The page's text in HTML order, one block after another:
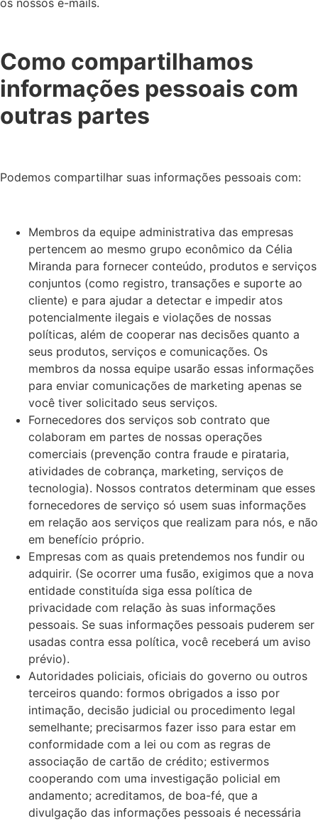
Como compartilhamos
informações pessoais com
outras partes
Podemos compartilhar suas informações pessoais com:
Membros da equipe administrativa das empresas
pertencem ao mesmo grupo econômico da Célia
Miranda para fornecer conteúdo, produtos e serviços
conjuntos (como registro, transações e suporte ao
cliente) e para ajudar a detectar e impedir atos
potencialmente ilegais e violações de nossas
políticas, além de cooperar nas decisões quanto a
seus produtos, serviços e comunicações. Os
membros da nossa equipe usarão essas informações
para enviar comunicações de marketing apenas se
você tiver solicitado seus serviços.
Fornecedores dos serviços sob contrato que
colaboram em partes de nossas operações
comerciais (prevenção contra fraude e pirataria,
atividades de cobrança, marketing, serviços de
tecnologia). Nossos contratos determinam que esses
fornecedores de serviço só usem suas informações
em relação aos serviços que realizam para nós, e não
em benefício próprio.
Empresas com as quais pretendemos nos fundir ou
adquirir. (Se ocorrer uma fusão, exigimos que a nova
entidade constituída siga essa política de
privacidade com relação às suas informações
pessoais. Se suas informações pessoais puderem ser
usadas contra essa política, você receberá um aviso
prévio).
Autoridades policiais, oficiais do governo ou outros
terceiros quando: formos obrigados a isso por
intimação, decisão judicial ou procedimento legal
semelhante; precisarmos fazer isso para estar em
conformidade com a lei ou com as regras de
associação de cartão de crédito; estivermos
cooperando com uma investigação policial em
andamento; acreditamos, de boa-fé, que a
divulgação das informações pessoais é necessária